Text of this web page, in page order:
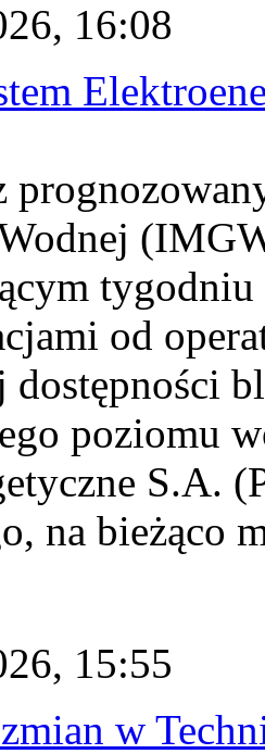
16:08
tygodniu
od
dostępności
poziomu
S.A.
na bieżąco
15:55
w